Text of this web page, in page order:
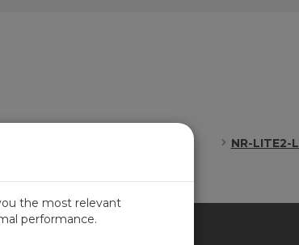
NR-LITE2-L
the most relevant
performance.